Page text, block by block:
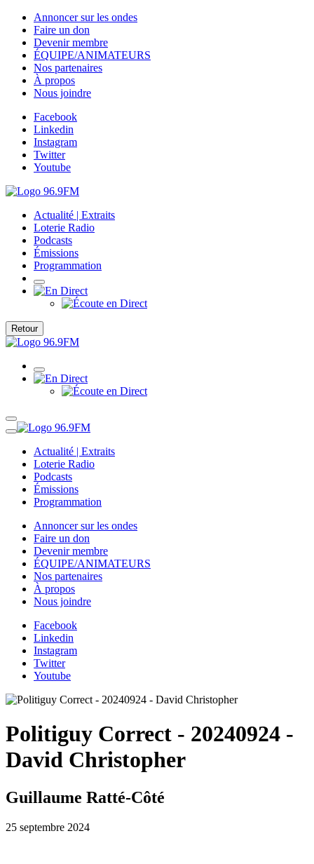
Annoncer sur les ondes
Faire un don
Devenir membre
ÉQUIPE/ANIMATEURS
Nos partenaires
À propos
Nous joindre
Facebook
Linkedin
Instagram
Twitter
Youtube
Actualité | Extraits
Loterie Radio
Podcasts
Émissions
Programmation
Retour
Actualité | Extraits
Loterie Radio
Podcasts
Émissions
Programmation
Annoncer sur les ondes
Faire un don
Devenir membre
ÉQUIPE/ANIMATEURS
Nos partenaires
À propos
Nous joindre
Facebook
Linkedin
Instagram
Twitter
Youtube
Politiguy Correct - 20240924 -
David Christopher
Guillaume Ratté-Côté
25 septembre 2024